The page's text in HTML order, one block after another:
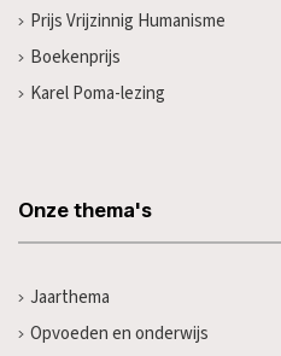
Prijs Vrijzinnig Humanisme
Boekenprijs
Karel Poma-lezing
Onze thema's
Jaarthema
Opvoeden en onderwijs